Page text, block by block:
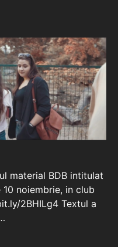
material BDB intitulat
10 noiembrie, in club
2BHILg4 Textul a